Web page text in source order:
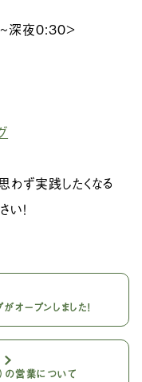
深夜0:30>
ず実践したくなる
！
オープンしました！
の営業について